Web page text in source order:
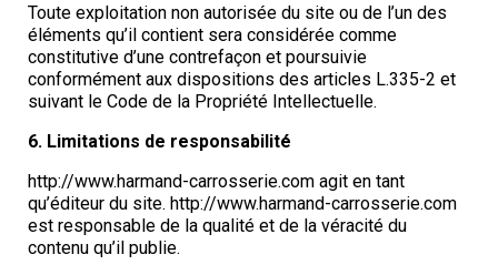
Toute exploitation non autorisée du site ou de l’un des
éléments qu’il contient sera considérée comme
constitutive d’une contrefaçon et poursuivie
conformément aux dispositions des articles L.335-2 et
suivant le Code de la Propriété Intellectuelle.
6. Limitations de responsabilité
http://www.harmand-carrosserie.com agit en tant
qu’éditeur du site. http://www.harmand-carrosserie.com
est responsable de la qualité et de la véracité du
contenu qu’il publie.